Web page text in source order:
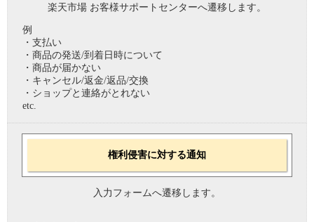
楽天市場 お客様サポートセンターへ遷移します。
例
・支払い
・商品の発送/到着日時について
・商品が届かない
・キャンセル/返金/返品/交換
・ショップと連絡がとれない
etc.
権利侵害に対する通知
入力フォームへ遷移します。